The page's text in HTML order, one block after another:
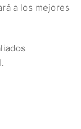
a los mejores